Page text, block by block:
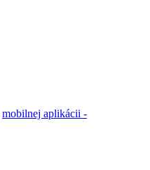
mobilnej aplikácii -